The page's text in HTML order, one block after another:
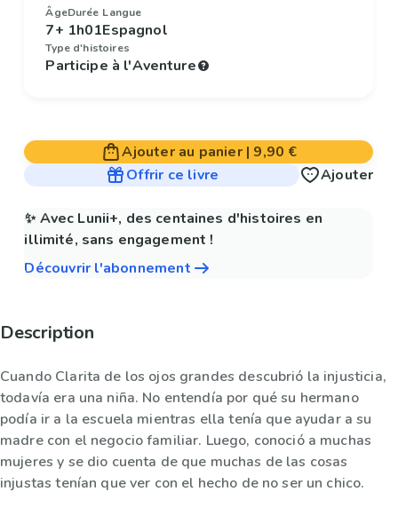
Âge
7+
Durée
1h01
Langue
Espagnol
Type d'histoires
Participe à l'Aventure
Ajouter au panier| 9,90 €
Offrir ce livre
Ajouter
✨ Avec Lunii+, des centaines d'histoires en
illimité, sans engagement !
Découvrir l'abonnement
Description
Cuando Clarita de los ojos grandes descubrió la injusticia,
todavía era una niña. No entendía por qué su hermano
podía ir a la escuela mientras ella tenía que ayudar a su
madre con el negocio familiar. Luego, conoció a muchas
mujeres y se dio cuenta de que muchas de las cosas
injustas tenían que ver con el hecho de no ser un chico.